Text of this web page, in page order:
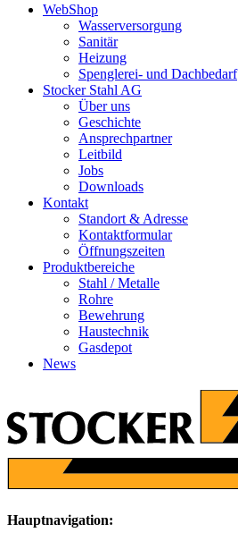
WebShop
Wasserversorgung
Sanitär
Heizung
Spenglerei- und Dachbedarf
Stocker Stahl AG
Über uns
Geschichte
Ansprechpartner
Leitbild
Jobs
Downloads
Kontakt
Standort & Adresse
Kontaktformular
Öffnungszeiten
Produktbereiche
Stahl / Metalle
Rohre
Bewehrung
Haustechnik
Gasdepot
News
Hauptnavigation: